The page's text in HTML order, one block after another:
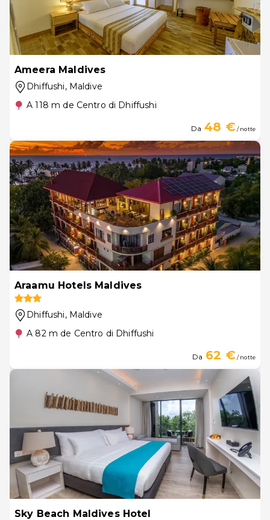
Ameera Maldives
Dhiffushi, Maldive
A 118 m de Centro di Dhiffushi
Da 48 €/ notte
Araamu Hotels Maldives
Dhiffushi, Maldive
A 82 m de Centro di Dhiffushi
Da 62 €/ notte
Sky Beach Maldives Hotel